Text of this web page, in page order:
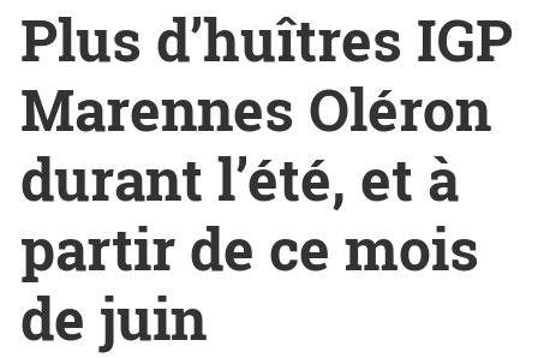
Plus d’huîtres IGP
Marennes Oléron
durant l’été, et à
partir de ce mois
de juin